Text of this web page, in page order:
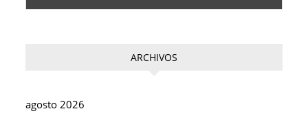
ARCHIVOS
agosto 2026